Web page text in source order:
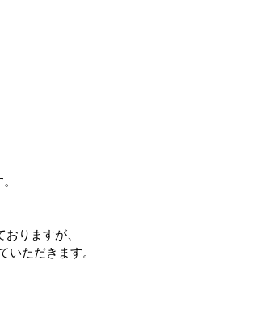
りますが、
いただきます。